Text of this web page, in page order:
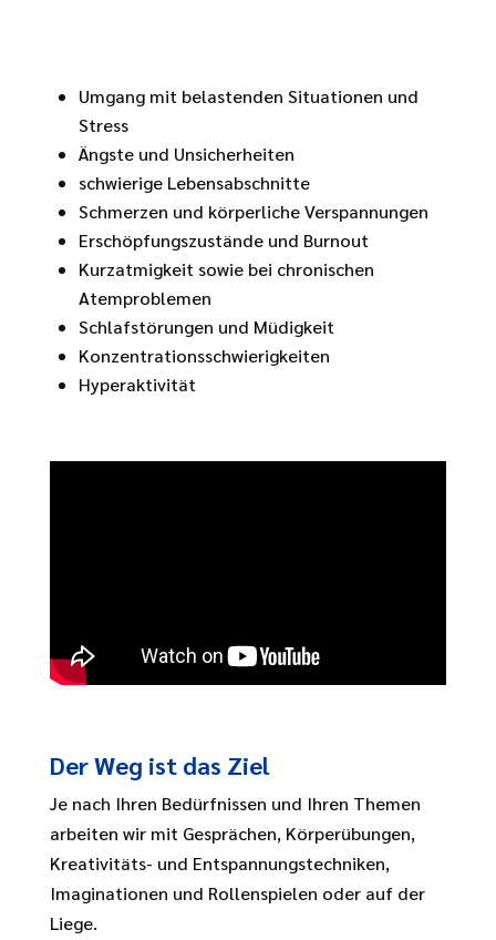
Umgang mit belastenden Situationen und
Stress
Ängste und Unsicherheiten
schwierige Lebensabschnitte
Schmerzen und körperliche Verspannungen
Erschöpfungszustände und Burnout
Kurzatmigkeit sowie bei chronischen
Atemproblemen
Schlafstörungen und Müdigkeit
Konzentrationsschwierigkeiten
Hyperaktivität
Der Weg ist das Ziel
Je nach Ihren Bedürfnissen und Ihren Themen
arbeiten wir mit Gesprächen, Körperübungen,
Kreativitäts- und Entspannungstechniken,
Imaginationen und Rollenspielen oder auf der
Liege.